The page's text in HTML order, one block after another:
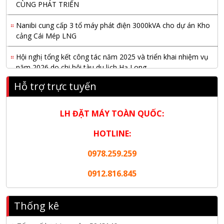
Nanibi cung cấp 3 tổ máy phát điện 3000kVA cho dự án Kho
cảng Cái Mép LNG
Hội nghị tổng kết công tác năm 2025 và triển khai nhiệm vụ
năm 2026 do chi hội tàu du lịch Hạ Long
NANIBI khai trương văn phòng Ninh Bình & kỷ niệm 15 năm
phát triển bền vững
Tập đoàn Công nghiệp nặng Sơn Đông tổ chức Hội nghị đối
Nanibi Cung Cấp Động Cơ Weichai Cho Tàu Vận Tải Minh
THÀNH CÔNG
THƯ CHÚC MỪNG NĂM MỚI 2026
Hỗ trợ trực tuyến
LH ĐẶT MÁY TOÀN QUỐC:
HOTLINE:
0978.259.259
0912.816.845
Thống kê